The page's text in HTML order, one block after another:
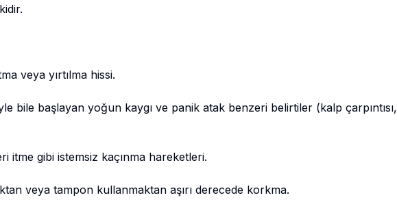
veya yırtılma hissi.
bile başlayan yoğun kaygı ve panik atak benzeri belirtiler (kalp çarpıntısı,
itme gibi istemsiz kaçınma hareketleri.
veya tampon kullanmaktan aşırı derecede korkma.